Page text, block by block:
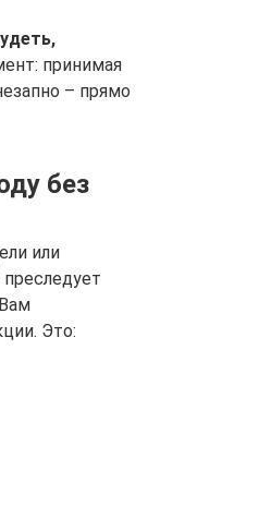
принимая
– прямо
без
или
Это: